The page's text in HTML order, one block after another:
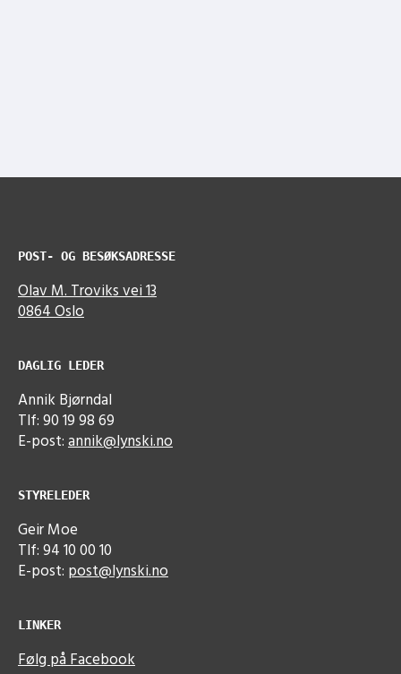
POST- OG BESØKSADRESSE
Olav M. Troviks vei 13
0864 Oslo
DAGLIG LEDER
Annik Bjørndal
Tlf: 90 19 98 69
E-post:annik@lynski.no
STYRELEDER
Geir Moe
Tlf: 94 10 00 10
E-post: post@lynski.no
LINKER
Følg på Facebook